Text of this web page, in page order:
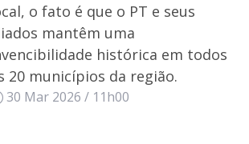
o fato é que o PT e seus
mantêm uma
histórica em todos
20 municípios da região.
30 Mar 2026 / 11h00